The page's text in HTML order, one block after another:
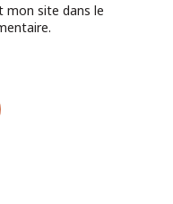
mon site dans le